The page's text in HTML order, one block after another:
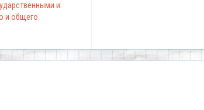
и
и общего